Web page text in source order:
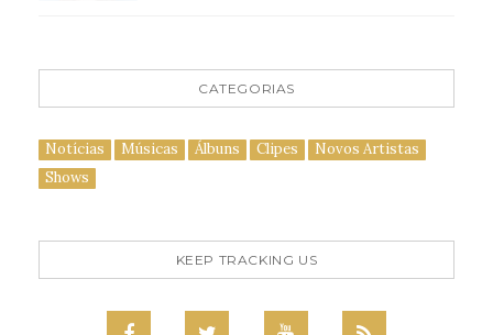
CATEGORIAS
Notícias Músicas Álbuns Clipes
Novos Artistas
Shows
KEEP TRACKING US